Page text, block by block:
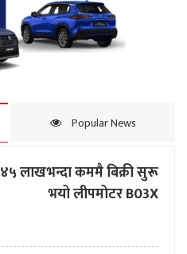
Popular News
४५ लाखभन्दा कममै बिक्री सुरू
भयो लीपमोटर B03X